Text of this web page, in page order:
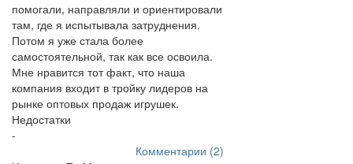
помогали, направляли и ориентировали
там, где я испытывала затруднения.
Потом я уже стала более
самостоятельной, так как все освоила.
Мне нравится тот факт, что наша
компания входит в тройку лидеров на
рынке оптовых продаж игрушек.
Недостатки
-
Комментарии (2)